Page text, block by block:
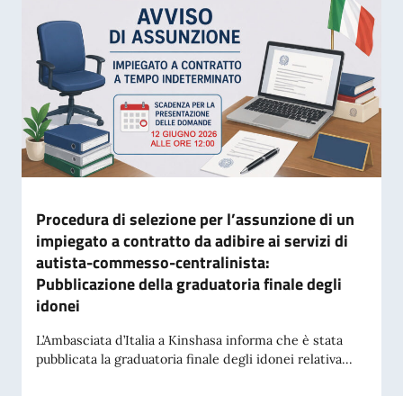
Procedura di selezione per l’assunzione di un
impiegato a contratto da adibire ai servizi di
autista-commesso-centralinista:
Pubblicazione della graduatoria finale degli
idonei
L’Ambasciata d’Italia a Kinshasa informa che è stata
pubblicata la graduatoria finale degli idonei relativa...